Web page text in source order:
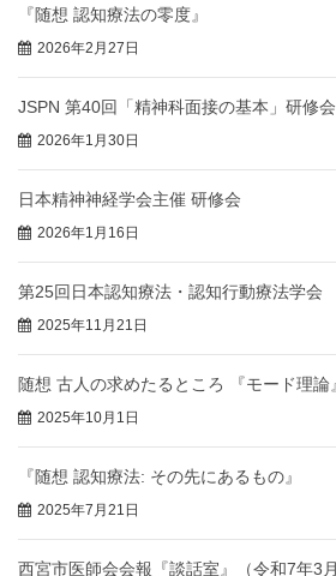
『随想 認知療法の零度』
2026年2月27日
JSPN 第40回「精神科面接の基本」研修
2026年1月30日
日本精神神経学会主催 研修会
2026年1月16日
第25回日本認知療法・認知行動療法学会
2025年11月21日
随想 古人の求めたるところ 『モード理論
2025年10月1日
『随想 認知療法: その先にあるもの』
2025年7月21日
西宮市医師会会報『談話室』（令和7年3月